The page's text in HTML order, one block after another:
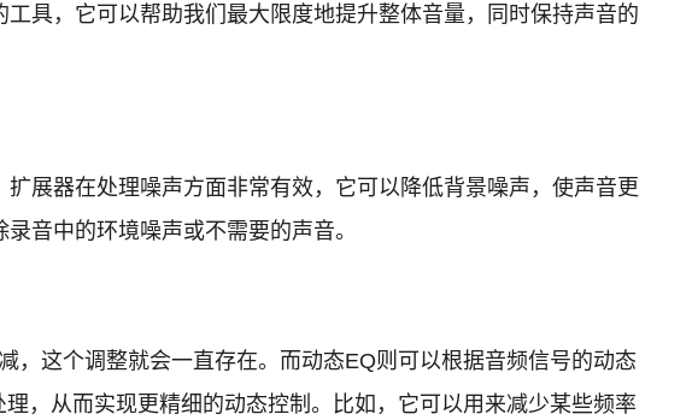
具，它可以帮助我们最大限度地提升整体音量，同时保持声音的
展器在处理噪声方面非常有效，它可以降低背景噪声，使声音更
音中的环境噪声或不需要的声音。
这个调整就会一直存在。而动态EQ则可以根据音频信号的动态
，从而实现更精细的动态控制。比如，它可以用来减少某些频率